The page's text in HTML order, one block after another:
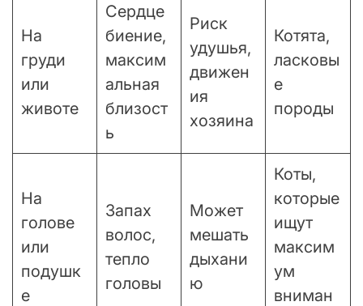
На
груди
или
животе
Сердце
биение,
максим
альная
близост
ь
Риск
удушья,
движен
ия
хозяина
Котята,
ласковы
е
породы
На
голове
или
подушк
е
Запах
волос,
тепло
головы
Может
мешать
дыхани
ю
Коты,
которые
ищут
максим
ум
вниман